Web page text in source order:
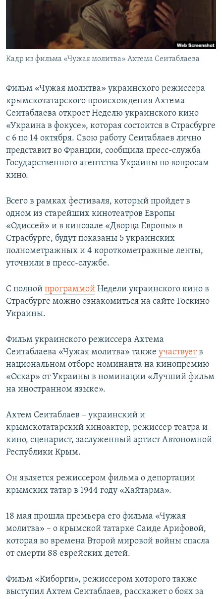
ПОБЕДИТЕЛЕЙ НЕ СУДЯТ?
КРЫМ.НЕПОКОРЕННЫЙ
УКРАИНСКАЯ ПРОБЛЕМА КРЫМА
Кадр из фильма «Чужая молитва» Ахтема Сеитаблаева
Фильм «Чужая молитва» украинского режиссера
крымскотатарского происхождения Ахтема
Сеитаблаева откроет Неделю украинского кино
«Украина в фокусе», которая состоится в Страсбурге
с 6 по 14 октября. Свою работу Сеитаблаев лично
представит во Франции, сообщила пресс-служба
Государственного агентства Украины по вопросам
кино.
Всего в рамках фестиваля, который пройдет в
одном из старейших кинотеатров Европы
«Одиссей» и в кинозале «Дворца Европы» в
Страсбурге, будут показаны 5 украинских
полнометражных и 4 короткометражные ленты,
уточнили в пресс-службе.
С полной программой Недели украинского кино в
Страсбурге можно ознакомиться на сайте Госкино
Украины.
Фильм украинского режиссера Ахтема
Сеитаблаева «Чужая молитва» также участвуетв
национальном отборе номинанта на кинопремию
«Оскар» от Украины в номинации «Лучший фильм
на иностранном языке».
Ахтем Сеитаблаев – украинский и
крымскотатарский киноактер, режиссер театра и
кино, сценарист, заслуженный артист Автономной
Республики Крым.
Он является режиссером фильма о депортации
крымских татар в 1944 году «Хайтарма».
18 мая прошла премьера его фильма «Чужая
молитва» – о крымской татарке Саиде Арифовой,
которая во времена Второй мировой войны спасла
от смерти 88 еврейских детей.
Фильм «Киборги», режиссером которого также
выступил Ахтем Сеитаблаев, расскажет о боях за